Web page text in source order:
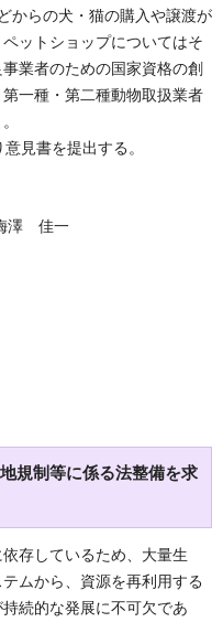
らの犬・猫の購入や譲渡が
ットショップについてはそ
業者のための国家資格の創
一種・第二種動物取扱業者
見書を提出する。
澤 佳一
規制等に係る法整備を求
存しているため、大量生
ムから、資源を再利用する
続的な発展に不可欠であ